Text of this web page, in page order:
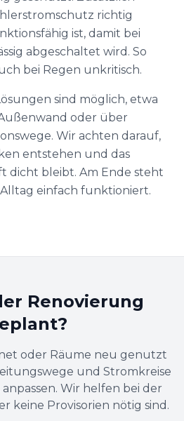
richtig
ist, damit bei
abgeschaltet wird. So
bei Regen unkritisch.
sind möglich, etwa
oder über
Wir achten darauf,
entstehen und das
dicht bleibt. Am Ende steht
einfach funktioniert.
Renovierung
oder Räume neu genutzt
und Stromkreise
Wir helfen bei der
keine Provisorien nötig sind.